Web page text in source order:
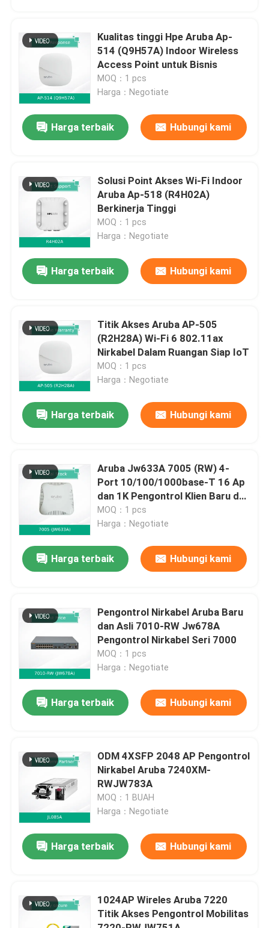
Produk
Tentang Kami
Kontrol Kualitas
Berita
Minta Kutipan
Kualitas tinggi Hpe Aruba Ap-
514 (Q9H57A) Indoor Wireless
Access Point untuk Bisnis
MOQ：1 pcs
Harga：Negotiate
Harga terbaik Hubungi kami
Solusi Point Akses Wi-Fi Indoor
Aruba Ap-518 (R4H02A)
Berkinerja Tinggi
MOQ：1 pcs
Harga：Negotiate
Harga terbaik Hubungi kami
Titik Akses Aruba AP-505
(R2H28A) Wi-Fi 6 802.11ax
Nirkabel Dalam Ruangan Siap IoT
MOQ：1 pcs
Harga：Negotiate
Harga terbaik Hubungi kami
Aruba Jw633A 7005 (RW) 4-
Port 10/100/1000base-T 16 Ap
dan 1K Pengontrol Klien Baru dan
Asli
MOQ：1 pcs
Harga：Negotiate
Harga terbaik Hubungi kami
Pengontrol Nirkabel Aruba Baru
dan Asli 7010-RW Jw678A
Pengontrol Nirkabel Seri 7000
MOQ：1 pcs
Harga：Negotiate
Harga terbaik Hubungi kami
ODM 4XSFP 2048 AP Pengontrol
Nirkabel Aruba 7240XM-
RWJW783A
MOQ：1 BUAH
Harga：Negotiate
Harga terbaik Hubungi kami
1024AP Wireles Aruba 7220
Titik Akses Pengontrol Mobilitas